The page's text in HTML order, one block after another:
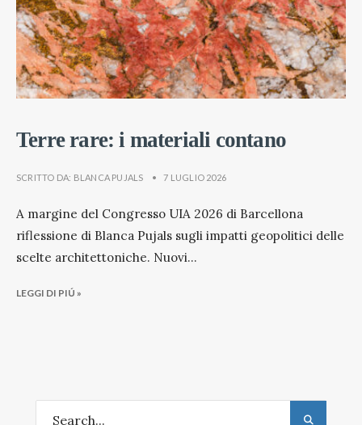
Terre rare: i materiali contano
SCRITTO DA: BLANCA PUJALS • 7 LUGLIO 2026
A margine del Congresso UIA 2026 di Barcellona
riflessione di Blanca Pujals sugli impatti geopolitici delle
scelte architettoniche. Nuovi...
LEGGI DI PIÚ »